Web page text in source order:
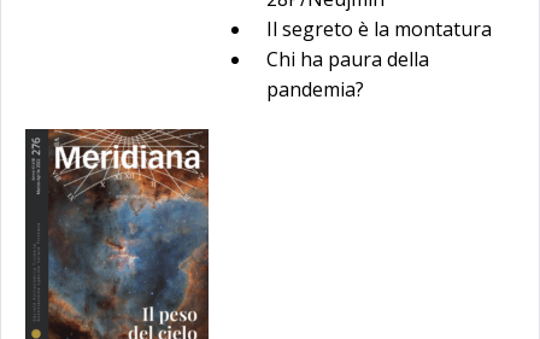
Il segreto è la montatura
Chi ha paura della
pandemia?